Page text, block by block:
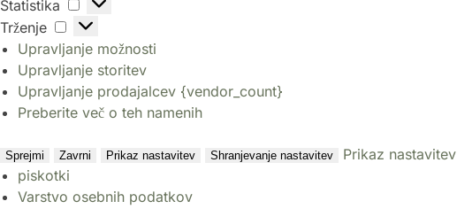
Statistika
Trženje
Upravljanje možnosti
Upravljanje storitev
Upravljanje prodajalcev {vendor_count}
Preberite več o teh namenih
Sprejmi Zavrni Prikaz nastavitev Shranjevanje nastavitev
Prikaz nastavitev
piskotki
Varstvo osebnih podatkov